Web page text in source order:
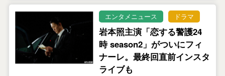
エンタメニュース ドラマ
岩本照主演「恋する警護24
時 season2」がついにフィ
ナーレ。最終回直前インスタ
ライブも